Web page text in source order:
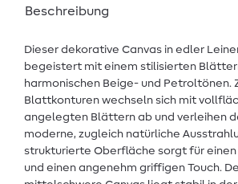
Beschreibung
Dieser dekorative Canvas in edler
begeistert mit einem stilisierten
harmonischen Beige- und Petroltönen.
Blattkonturen wechseln sich mit
angelegten Blättern ab und verleihen
moderne, zugleich natürliche
strukturierte Oberfläche sorgt für
und einen angenehm griffigen Touch.